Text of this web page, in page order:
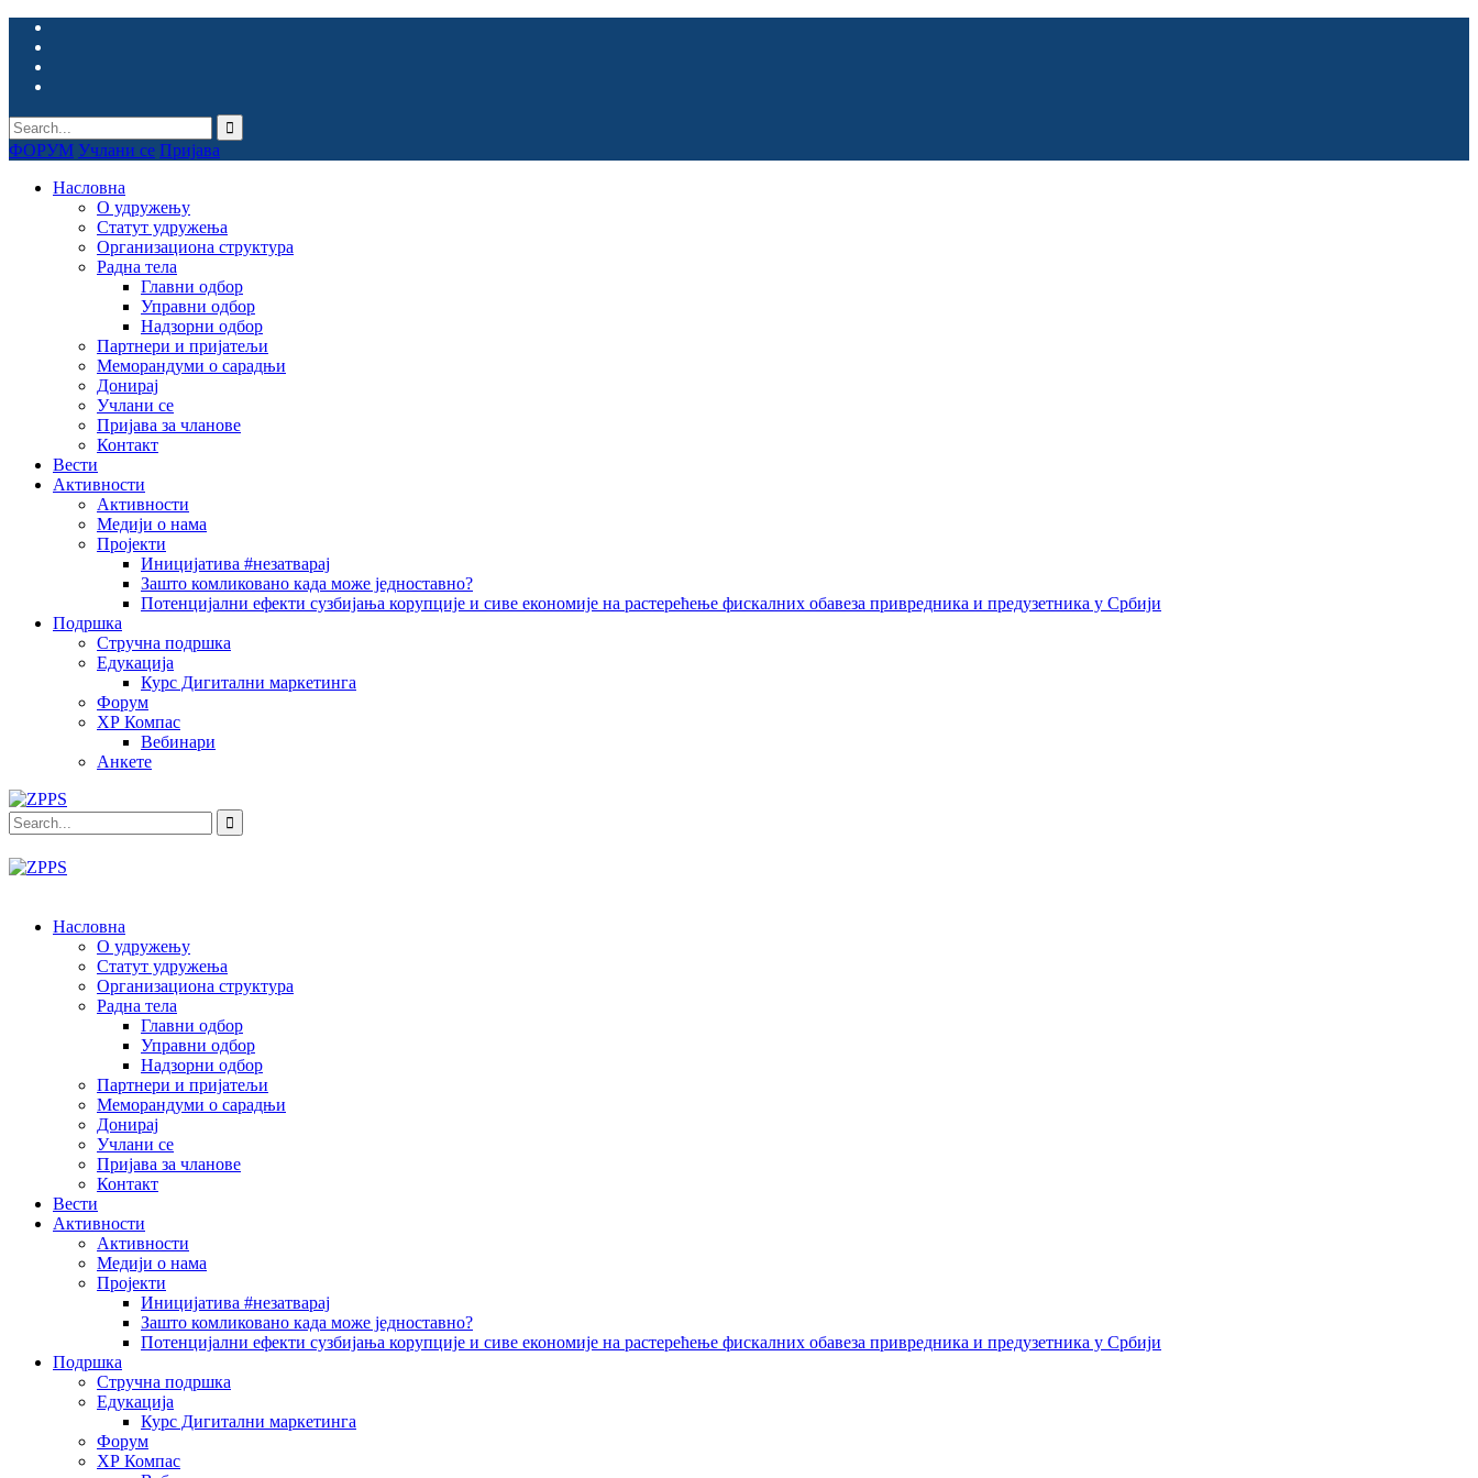
ФОРУМ Учлани се Пријава
Насловна
О удружењу
Статут удружења
Организациона структура
Радна тела
Главни одбор
Управни одбор
Надзорни одбор
Партнери и пријатељи
Меморандуми о сарадњи
Донирај
Учлани се
Пријава за чланове
Контакт
Вести
Активности
Активности
Медији о нама
Пројекти
Иницијатива #незатварај
Зашто комликовано када може једноставно?
Потенцијални ефекти сузбијања корупције и сиве економије на растерећење фискалних обавеза привредника и предузетника у Србији
Подршка
Стручна подршка
Едукација
Курс Дигитални маркетинга
Форум
ХР Компас
Вебинари
Анкете
Насловна
О удружењу
Статут удружења
Организациона структура
Радна тела
Главни одбор
Управни одбор
Надзорни одбор
Партнери и пријатељи
Меморандуми о сарадњи
Донирај
Учлани се
Пријава за чланове
Контакт
Вести
Активности
Активности
Медији о нама
Пројекти
Иницијатива #незатварај
Зашто комликовано када може једноставно?
Потенцијални ефекти сузбијања корупције и сиве економије на растерећење фискалних обавеза привредника и предузетника у Србији
Подршка
Стручна подршка
Едукација
Курс Дигитални маркетинга
Форум
ХР Компас